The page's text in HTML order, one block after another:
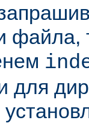
файла,
для